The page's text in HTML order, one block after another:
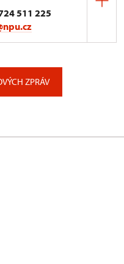
511 225
ZPRÁV